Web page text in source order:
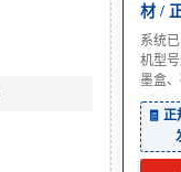
材 /
系统
机型
墨盒
🧾